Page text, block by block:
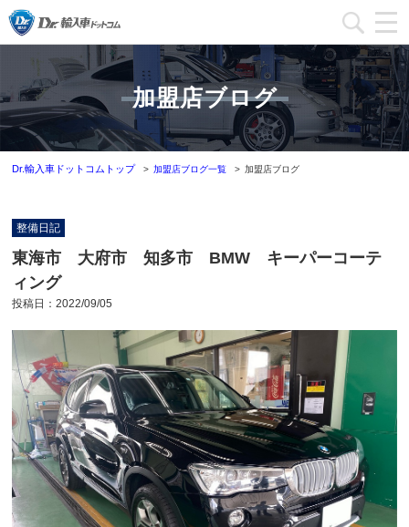
加盟店一覧
加盟店ブログ一覧
インフォメーション
加盟店募集
本部問い合わせ
加盟店ブログ
Dr.輸入車ドットコムトップ 加盟店ブログ一覧 加盟店ブログ
整備日記
東海市 大府市 知多市 BMW キーパーコーテ
ィング
投稿日：2022/09/05